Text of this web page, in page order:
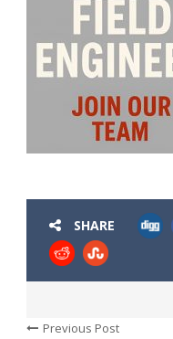
SHARE
Previous Post